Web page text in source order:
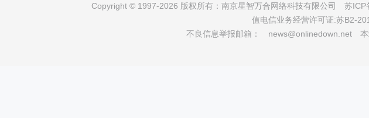
Ashampoo Burning Studio 8 Spectro Signal Generator Capriccio
LightMan Writer MegaMind Writer
Copyright © 1997-2026 版权所有：南京星智万合网络科技有限公司 苏ICP
值电信业务经营许可证:苏B2-
不良信息举报邮箱：
news@onlinedown.net